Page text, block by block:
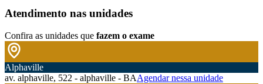
Atendimento nas unidades
Confira as unidades que fazem o exame
Alphaville
av. alphaville, 522 - alphaville - BAAgendar nessa unidade